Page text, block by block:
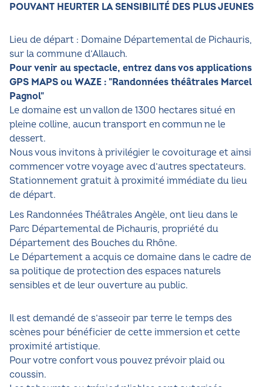
POUVANT HEURTER LA SENSIBILITÉ DES PLUS JEUNES
Lieu de départ : Domaine Départemental de Pichauris,
sur la commune d’Allauch.
Pour venir au spectacle, entrez dans vos applications
GPS MAPS ou WAZE : "Randonnées théâtrales Marcel
Pagnol"
Le domaine est un vallon de 1300 hectares situé en
pleine colline, aucun transport en commun ne le
dessert.
Nous vous invitons à privilégier le covoiturage et ainsi
commencer votre voyage avec d’autres spectateurs.
Stationnement gratuit à proximité immédiate du lieu
de départ.
Les Randonnées Théâtrales Angèle, ont lieu dans le
Parc Départemental de Pichauris, propriété du
Département des Bouches du Rhône.
Le Département a acquis ce domaine dans le cadre de
sa politique de protection des espaces naturels
sensibles et de leur ouverture au public.
Il est demandé de s’asseoir par terre le temps des
scènes pour bénéficier de cette immersion et cette
proximité artistique.
Pour votre confort vous pouvez prévoir plaid ou
coussin.